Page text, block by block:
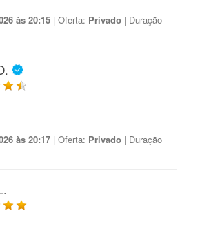
às 20:15 | Oferta: Privado | Duração
às 20:17 | Oferta: Privado | Duração